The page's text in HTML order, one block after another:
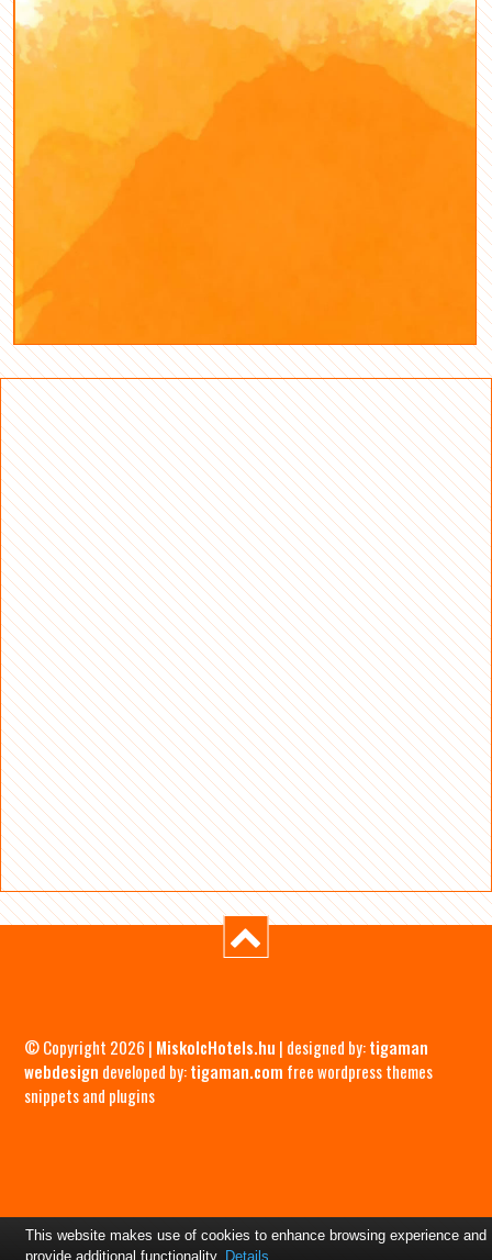
© Copyright 2026 | MiskolcHotels.hu | designed by:tigaman
webdesign developed by:tigaman.com free wordpress themes
snippets and plugins
This website makes use of cookies to enhance browsing experience and
provide additional functionality. Details